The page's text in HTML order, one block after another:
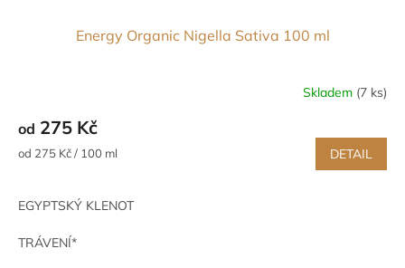
Energy Organic Nigella Sativa 100 ml
Skladem (7 ks)
od 275 Kč
Měrná
od 275 Kč / 100 ml DETAIL
EGYPTSKÝ KLENOT
TRÁVENÍ*